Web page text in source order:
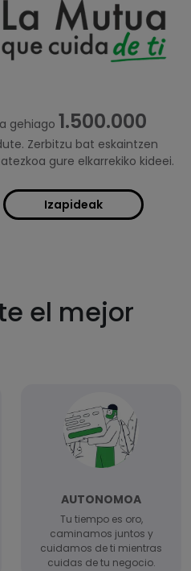
gehiago 1.500.000
Zerbitzu bat eskaintzen
gure elkarrekiko kideei.
Izapideak
el mejor
AUTONOMOA
Tu tiempo es oro,
caminamos juntos y
cuidamos de ti mientras
cuidas de tu negocio.